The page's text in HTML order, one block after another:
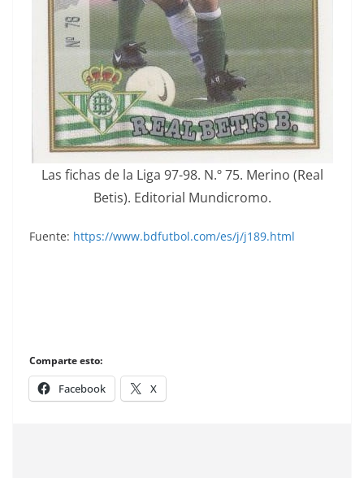
Las fichas de la Liga 97-98. N.º 75. Merino (Real
Betis). Editorial Mundicromo.
Fuente: https://www.bdfutbol.com/es/j/j189.html
Comparte esto:
Facebook X